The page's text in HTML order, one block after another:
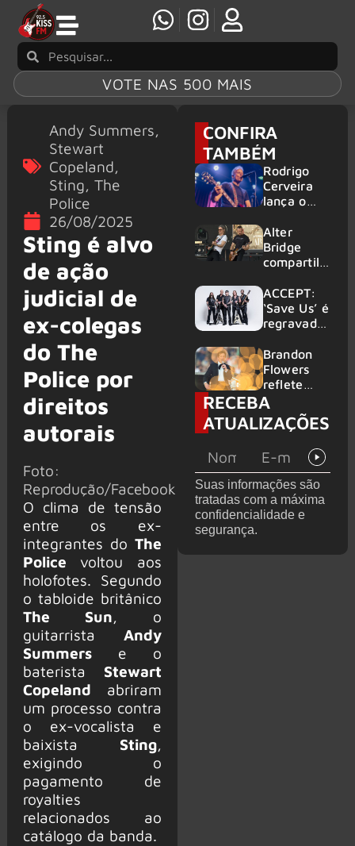
VOTE NAS 500 MAIS
Andy Summers,
Stewart
Copeland,
Sting, The
Police
26/08/2025
Sting é alvo
de ação
judicial de
ex-colegas
do The
Police por
direitos
autorais
Foto:
Reprodução/Facebook
O clima de tensão
entre os ex-
integrantes do The
Police voltou aos
holofotes. Segundo
o tabloide britânico
The Sun, o
guitarrista Andy
Summerse o
baterista Stewart
Copeland abriram
um processo contra
o ex-vocalista e
baixista Sting,
exigindo o
pagamento de
royalties
relacionados ao
catálogo da banda.
CONFIRA
TAMBÉM
Rodrigo
Cerveira
lança o
Searcher”
Alter
Bridge
compartilh
vivo de
“Fortress”
gravada
am Ring
2026
ACCEPT:
‘Save Us’ é
regravada
membros
do GHOST
e KORN
Brandon
Flowers
reflete
sobre o
futuro e
levanta
de de
deixar os
palcos
RECEBA
ATUALIZAÇÕES
Suas informações são
tratadas com a máxima
confidencialidade e
segurança.